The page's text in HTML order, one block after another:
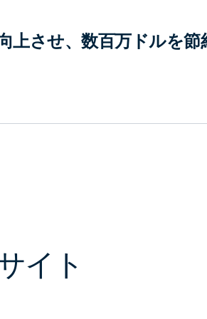
上させ、数百万ドルを節
イト